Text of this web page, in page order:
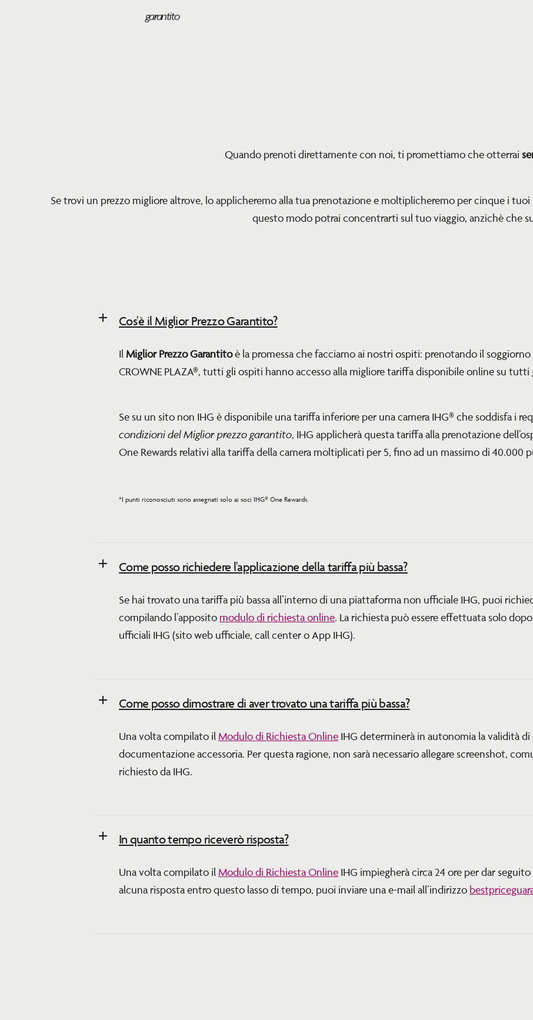
garantito
Quando prenoti direttamente con noi, ti promettiamo che otterrai
Se trovi un prezzo migliore altrove, lo applicheremo alla tua prenotazione e moltiplicheremo per cinque i
questo modo potrai concentrarti sul tuo viaggio, anzichè che
Cos'è il Miglior Prezzo Garantito?
Il Miglior Prezzo Garantitoè la promessa che facciamo ai nostri ospiti: prenotando il
CROWNE PLAZA®, tutti gli ospiti hanno accesso alla migliore tariffa disponibile online su
Se su un sito non IHG è disponibile una tariffa inferiore per una camera IHG® che soddisfa i
condizioni del Miglior prezzo garantito, IHG applicherà questa tariffa alla prenotazione
One Rewards relativi alla tariffa della camera moltiplicati per 5, fino ad un massimo di 40.000
*I punti riconosciuti sono assegnati solo ai soci IHG® One Rewards.
Come posso richiedere l'applicazione della tariffa più bassa?
Se hai trovato una tariffa più bassa all’interno di una piattaforma non ufficiale IHG, puoi
compilando l’apposito modulo di richiesta online. La richiesta può essere effettuata solo
ufficiali IHG (sito web ufficiale, call center o App IHG).
Come posso dimostrare di aver trovato una tariffa più bassa?
Una volta compilato il Modulo di Richiesta Online IHG determinerà in autonomia la validità
documentazione accessoria. Per questa ragione, non sarà necessario allegare screenshot,
richiesto da IHG.
In quanto tempo riceverò risposta?
Una volta compilato il Modulo di Richiesta Online IHG impiegherà circa 24 ore per dar
alcuna risposta entro questo lasso di tempo, puoi inviare una e-mail all’indirizzo